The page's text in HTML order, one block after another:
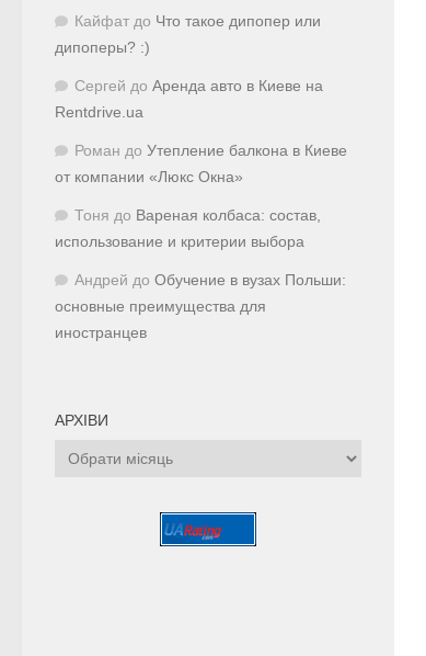
Кайфат до Что такое дипопер или
дипоперы? :)
Сергей до Аренда авто в Киеве на
Rentdrive.ua
Роман до Утепление балкона в Киеве
от компании «Люкс Окна»
Тоня до Вареная колбаса: состав,
использование и критерии выбора
Андрей до Обучение в вузах Польши:
основные преимущества для
иностранцев
АРХІВИ
Архіви